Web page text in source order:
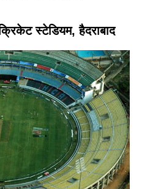
स्टेडियम, हैदराबाद